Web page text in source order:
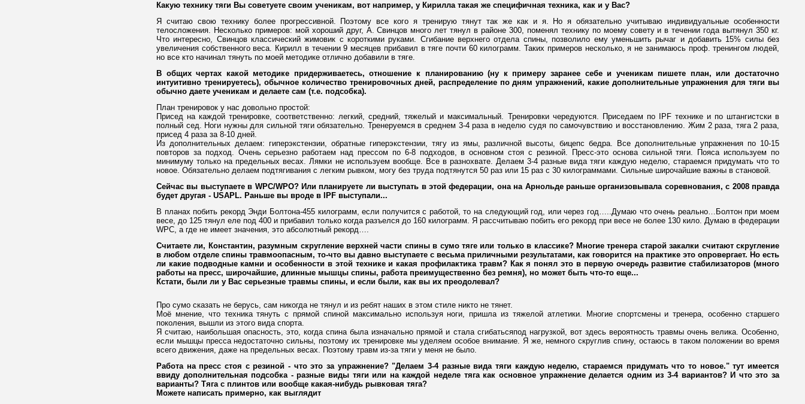
Какую технику тяги Вы советуете своим ученикам, вот например, у Кирилла такая же специфичная техника, как и у Вас?
Я считаю свою технику более прогрессивной. Поэтому все кого я тренирую тянут так же как и я. Но я обязательно учитываю индивидуальные особенности
телосложения. Несколько примеров: мой хороший друг, А. Свинцов много лет тянул в районе 300, поменял технику по моему совету и в течении года вытянул 350 кг.
Что интересно, Свинцов классический жимовик с короткими руками. Сгибание верхнего отдела спины, позволило ему уменьшить рычаг и добавить 15% силы без
увеличения собственного веса. Кирилл в течении 9 месяцев прибавил в тяге почти 60 килограмм. Таких примеров несколько, я не занимаюсь проф. тренингом людей,
но все кто начинал тянуть по моей методике отлично добавили в тяге.
В общих чертах какой методике придерживаетесь, отношение к планированию (ну к примеру заранее себе и ученикам пишете план, или достаточно
интуитивно тренируетесь), обычное количество тренировочных дней, распределение по дням упражнений, какие дополнительные упражнения для тяги вы
обычно даете ученикам и делаете сам (т.е. подсобка).
План тренировок у нас довольно простой:
Присед на каждой тренировке, соответственно: легкий, средний, тяжелый и максимальный. Тренировки чередуются. Приседаем по IPF технике и по штангистски в
полный сед. Ноги нужны для сильной тяги обязательно. Тренеруемся в среднем 3-4 раза в неделю судя по самочувствию и восстановлению. Жим 2 раза, тяга 2 раза,
присед 4 раза за 8-10 дней.
Из дополнительных делаем: гиперэкстензии, обратные гиперэкстензии, тягу из ямы, различной высоты, бицепс бедра. Все дополнительные упражнения по 10-15
повторов за подход. Очень серьезно работаем над прессом по 6-8 подходов, в основном стоя с резиной. Пресс-это основа сильной тяги. Пояса используем по
минимуму только на предельных весах. Лямки не используем вообще. Все в разнохвате. Делаем 3-4 разные вида тяги каждую неделю, стараемся придумать что то
новое. Обязательно делаем подтягивания с легким рывком, могу без труда подтянутся 50 раз или 15 раз с 30 килограммами. Сильные широчайшие важны в становой.
Сейчас вы выступаете в WPC/WPO? Или планируете ли выступать в этой федерации, она на Арнольде раньше организовывала соревнования, с 2008 правда
будет другая - USAPL. Раньше вы вроде в IPF выступали...
В планах побить рекорд Энди Болтона-455 килограмм, если получится с работой, то на следующий год, или через год…..Думаю что очень реально…Болтон при моем
весе, до 125 тянул еле под 400 и прибавил только когда разъелся до 160 килограмм. Я рассчитываю побить его рекорд при весе не более 130 кило. Думаю в федерации
WPC, а где не имеет значения, это абсолютный рекорд….
Считаете ли, Константин, разумным скругление верхней части спины в сумо тяге или только в классике? Многие тренера старой закалки считают скругление
в любом отделе спины травмоопасным, то-что вы давно выступаете с весьма приличными результатами, как говорится на практике это опровергает. Но есть
ли какие подводные камни и особенности в этой технике и какая профилактика травм? Как я понял это в первую очередь развитие стабилизаторов (много
работы на пресс, широчайшие, длинные мышцы спины, работа преимущественно без ремня), но может быть что-то еще...
Кстати, были ли у Вас серьезные травмы спины, и если были, как вы их преодолевал?
Про сумо сказать не берусь, сам никогда не тянул и из ребят наших в этом стиле никто не тянет.
Моё мнение, что техника тянуть с прямой спиной максимально используя ноги, пришла из тяжелой атлетики. Многие спортсмены и тренера, особенно старшего
поколения, вышли из этого вида спорта.
Я считаю, наибольшая опасность, это, когда спина была изначально прямой и стала сгибатьсяпод нагрузкой, вот здесь вероятность травмы очень велика. Особенно,
если мышцы пресса недостаточно сильны, поэтому их тренировке мы уделяем особое внимание. Я же, немного скруглив спину, остаюсь в таком положении во время
всего движения, даже на предельных весах. Поэтому травм из-за тяги у меня не было.
Работа на пресс стоя с резиной - что это за упражнение? "Делаем 3-4 разные вида тяги каждую неделю, стараемся придумать что то новое." тут имеется
ввиду дополнительная подсобка - разные виды тяги или на каждой неделе тяга как основное упражнение делается одним из 3-4 вариантов? И что это за
варианты? Тяга с плинтов или вообще какая-нибудь рывковая тяга?
Можете написать примерно, как выглядит